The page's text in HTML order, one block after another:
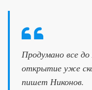
Продумано все
открытие уже
пишет Никонов.